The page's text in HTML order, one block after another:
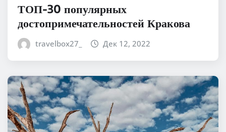
ТОП-30 популярных
достопримечательностей Кракова
travelbox27_ Дек 12, 2022